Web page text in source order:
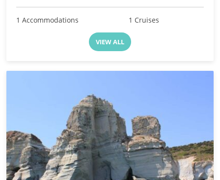
1 Accommodations 1 Cruises
VIEW ALL